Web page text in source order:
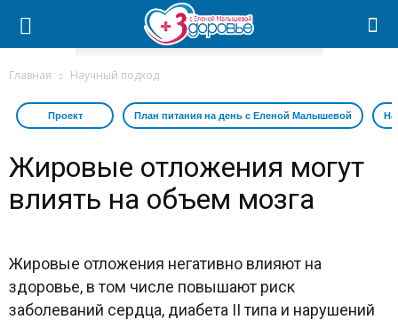
Главная Научный подход
Проект План питания на день с Еленой Малышевой
Жировые отложения могут
влиять на объем мозга
Жировые отложения негативно влияют на
здоровье, в том числе повышают риск
заболеваний сердца, диабета II типа и нарушений